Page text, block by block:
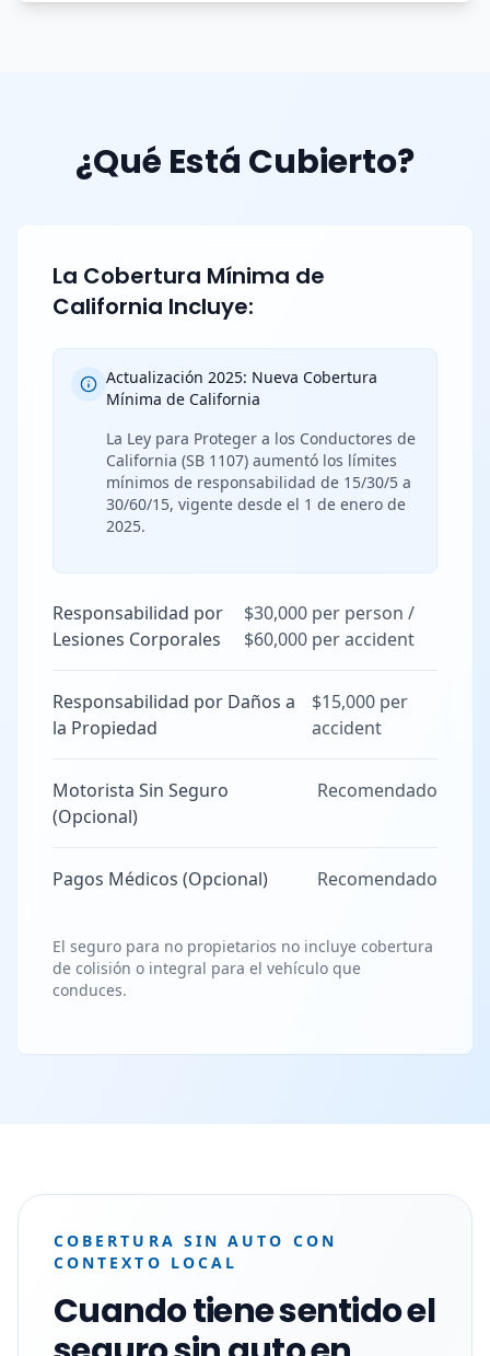
¿Qué Está Cubierto?
La Cobertura Mínima de
California Incluye:
Actualización 2025: Nueva Cobertura
Mínima de California
La Ley para Proteger a los Conductores de
California (SB 1107) aumentó los límites
mínimos de responsabilidad de 15/30/5 a
30/60/15, vigente desde el 1 de enero de
2025.
Responsabilidad por
Lesiones Corporales
$30,000 per person /
$60,000 per accident
Responsabilidad por Daños a
la Propiedad
$15,000 per
accident
Motorista Sin Seguro
(Opcional)
Recomendado
Pagos Médicos (Opcional) Recomendado
El seguro para no propietarios no incluye cobertura
de colisión o integral para el vehículo que
conduces.
COBERTURA SIN AUTO CON
CONTEXTO LOCAL
Cuando tiene sentido el